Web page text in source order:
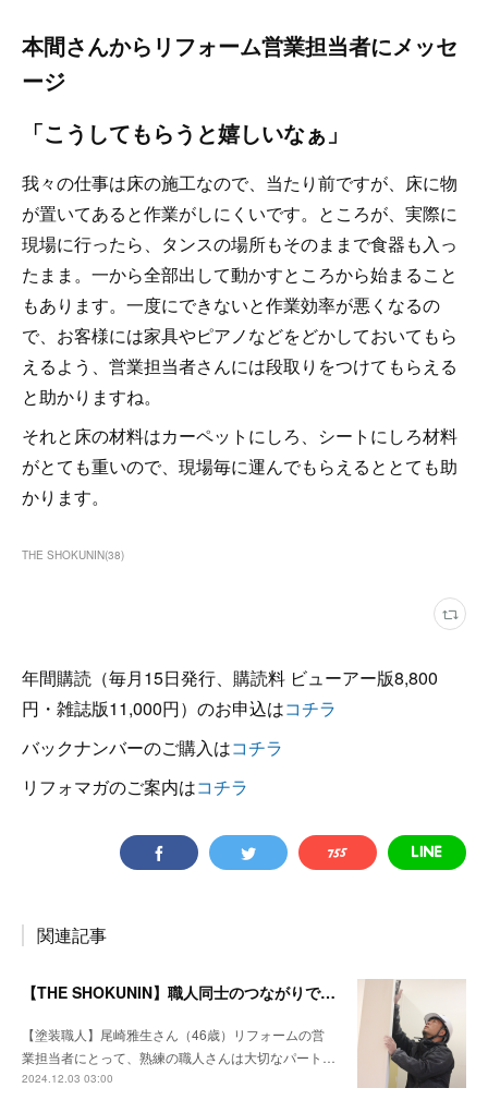
本間さんからリフォーム営業担当者にメッセ
ージ
「こうしてもらうと嬉しいなぁ」
我々の仕事は床の施工なので、当たり前ですが、床に物
が置いてあると作業がしにくいです。ところが、実際に
現場に行ったら、タンスの場所もそのままで食器も入っ
たまま。一から全部出して動かすところから始まること
もあります。一度にできないと作業効率が悪くなるの
で、お客様には家具やピアノなどをどかしておいてもら
えるよう、営業担当者さんには段取りをつけてもらえる
と助かりますね。
それと床の材料はカーペットにしろ、シートにしろ材料
がとても重いので、現場毎に運んでもらえるととても助
かります。
THE SHOKUNIN(38)
年間購読（毎月15日発行、購読料 ビューアー版8,800
円・雑誌版11,000円）のお申込はコチラ
バックナンバーのご購入はコチラ
リフォマガのご案内はコチラ
関連記事
【THE SHOKUNIN】職人同士のつながりでどんな仕事も工期を守る
【塗装職人】尾崎雅生さん（46歳）リフォームの営
業担当者にとって、熟練の職人さんは大切なパート…
2024.12.03 03:00